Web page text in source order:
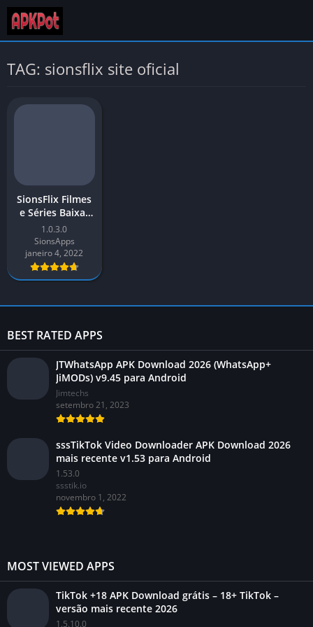
TAG: sionsflix site oficial
SionsFlix Filmes
e Séries Baixar
APK Últimas
2026 para
Android
1.0.3.0
SionsApps
janeiro 4, 2022
BEST RATED APPS
JTWhatsApp APK Download 2026 (WhatsApp+
JiMODs) v9.45 para Android
Jimtechs
setembro 21, 2023
sssTikTok Video Downloader APK Download 2026
mais recente v1.53 para Android
1.53.0
ssstik.io
novembro 1, 2022
MOST VIEWED APPS
TikTok +18 APK Download grátis – 18+ TikTok –
versão mais recente 2026
1.5.10.0